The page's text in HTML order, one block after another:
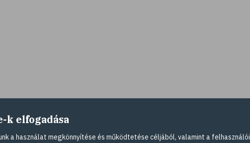
k elfogadása
a használat megkönnyítése és működtetése céljából, valamint a felhasználói